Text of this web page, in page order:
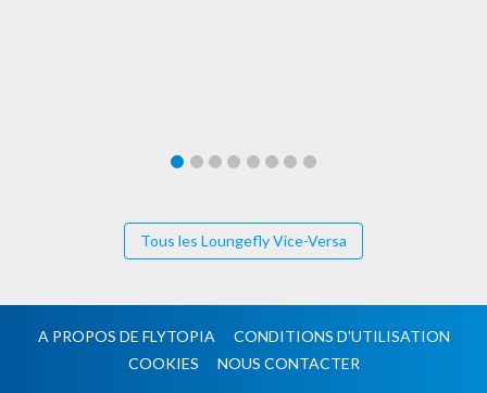
Tous les Loungefly Vice-Versa
A PROPOS DE FLYTOPIA
CONDITIONS D'UTILISATION
COOKIES
NOUS CONTACTER